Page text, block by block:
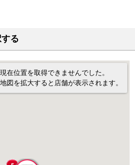
る
現在位置を取得できませんでした。
地図を拡大すると店舗が表示されます。